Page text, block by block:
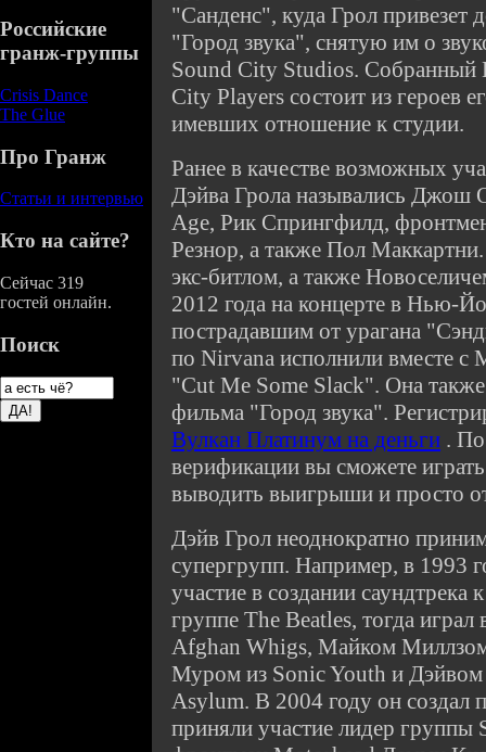
Российские
гранж-группы
Crisis Dance
The Glue
Про Гранж
Статьи и интервью
Кто на сайте?
Сейчас 319
гостей онлайн.
Поиск
"Санденс", куда Грол привезет
"Город звука", снятую им о
Sound City Studios. Собранный
City Players состоит из героев
имевших отношение к студии.
Ранее в качестве возможных
Дэйва Грола назывались Джош
Age, Рик Спрингфилд,
Резнор, а также Пол
экс-битлом, а также
2012 года на концерте в Нью-
пострадавшим от урагана
по Nirvana исполнили вместе
"Cut Me Some Slack". Она также
фильма "Город звука".
Вулкан Платинум на деньги .
верификации вы сможете
выводить выигрыши и просто
Дэйв Грол неоднократно
супергрупп. Например, в 1993
участие в создании
группе The Beatles, тогда
Afghan Whigs, Майком
Муром из Sonic Youth и
Asylum. В 2004 году он создал
приняли участие лидер группы